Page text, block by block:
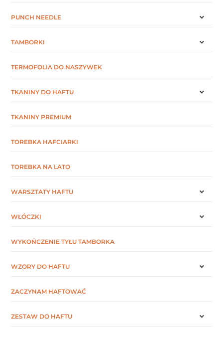
PUNCH NEEDLE
TAMBORKI
TERMOFOLIA DO NASZYWEK
TKANINY DO HAFTU
TKANINY PREMIUM
TOREBKA HAFCIARKI
TOREBKA NA LATO
WARSZTATY HAFTU
WŁÓCZKI
WYKOŃCZENIE TYŁU TAMBORKA
WZORY DO HAFTU
ZACZYNAM HAFTOWAĆ
ZESTAW DO HAFTU